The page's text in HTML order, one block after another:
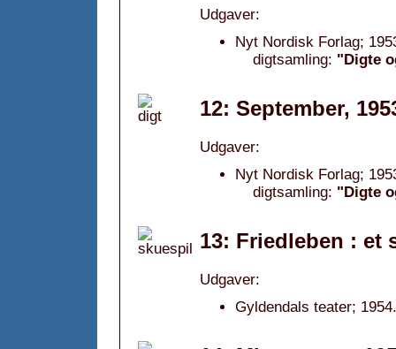
Udgaver:
Nyt Nordisk Forlag;
digtsamling: "Digte
12: September,
Udgaver:
Nyt Nordisk Forlag;
digtsamling: "Digte
13: Friedleben : et
Udgaver:
Gyldendals teater; 1954.